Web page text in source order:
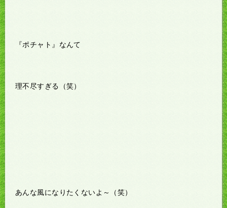
『ポチャト』なんて
理不尽すぎる（笑）
あんな風になりたくないよ～（笑）